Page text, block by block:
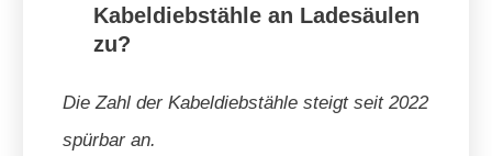
Kabeldiebstähle an Ladesäulen
zu?
Die Zahl der Kabeldiebstähle steigt seit 2022
spürbar an.